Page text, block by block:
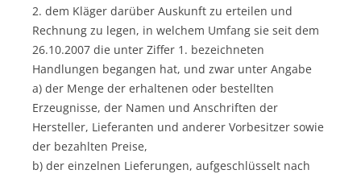
2. dem Kläger darüber Auskunft zu erteilen und
Rechnung zu legen, in welchem Umfang sie seit dem
26.10.2007 die unter Ziffer 1. bezeichneten
Handlungen begangen hat, und zwar unter Angabe
a) der Menge der erhaltenen oder bestellten
Erzeugnisse, der Namen und Anschriften der
Hersteller, Lieferanten und anderer Vorbesitzer sowie
der bezahlten Preise,
b) der einzelnen Lieferungen, aufgeschlüsselt nach